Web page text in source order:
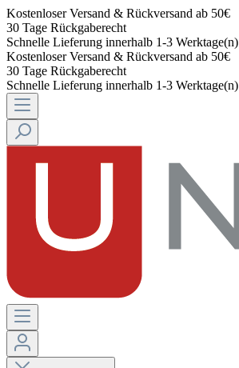
Kostenloser Versand & Rückversand ab 50€
30 Tage Rückgaberecht
Schnelle Lieferung innerhalb 1-3 Werktage(n)
Kostenloser Versand & Rückversand ab 50€
30 Tage Rückgaberecht
Schnelle Lieferung innerhalb 1-3 Werktage(n)